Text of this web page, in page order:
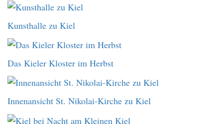
Kunsthalle zu Kiel
Das Kieler Kloster im Herbst
Innenansicht St. Nikolai-Kirche zu Kiel